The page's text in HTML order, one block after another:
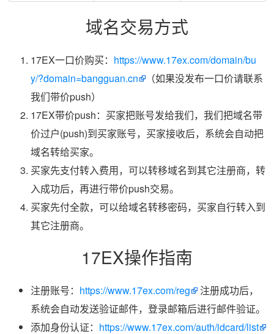
域名交易方式
17EX一口价购买： https://www.17ex.com/domain/bu
y/?domain=bangguan.cn
（如果没发布一口价请联系
我们带价push）
17EX带价push：买家把账号发给我们，我们把域名带
价过户(push)到买家账号，买家接收后，系统会自动把
域名转给买家。
买家先支付转入费用，可以转移域名到其它注册商，转
入成功后，再进行带价push交易。
买家先付全款，可以给域名转移密码，买家自行转入到
其它注册商。
17EX操作指南
注册账号： https://www.17ex.com/reg
注册成功后，
系统会自动发送验证邮件，登录邮箱后进行邮件验证。
添加身份认证： https://www.17ex.com/auth/idcard/list